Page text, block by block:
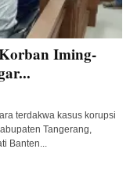
Iming-
terdakwa kasus korupsi
Tangerang,
Banten...